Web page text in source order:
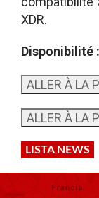
XDR.
Disponibilité
LISTA NEWS